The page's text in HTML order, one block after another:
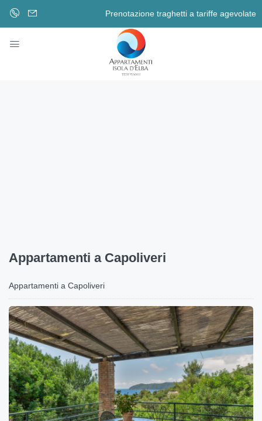
Prenotazione traghetti a tariffe agevolate
Appartamenti a Capoliveri
Appartamenti a Capoliveri